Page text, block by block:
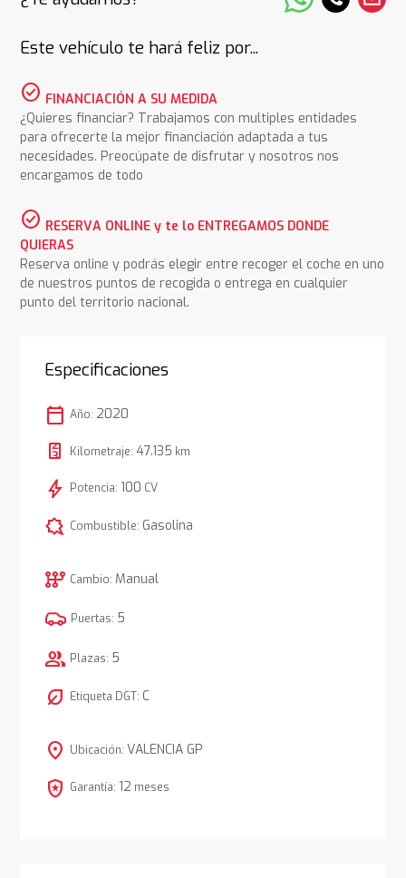
Este vehículo te hará feliz por...
check_circle FINANCIACIÓN A SU MEDIDA
¿Quieres financiar? Trabajamos con multiples entidades
para ofrecerte la mejor financiación adaptada a tus
necesidades. Preocúpate de disfrutar y nosotros nos
encargamos de todo
check_circle RESERVA ONLINE y te lo ENTREGAMOS DONDE
QUIERAS
Reserva online y podrás elegir entre recoger el coche en uno
de nuestros puntos de recogida o entrega en cualquier
punto del territorio nacional.
Especificaciones
calendar_today Año: 2020
Kilometraje: 47.135 km
bolt Potencia: 100 CV
comic_bubble Combustible: Gasolina
auto_transmission Cambio: Manual
Puertas: 5
group Plazas: 5
nest_eco_leaf Etiqueta DGT: C
location_on Ubicación: VALENCIA GP
local_police Garantía: 12 meses